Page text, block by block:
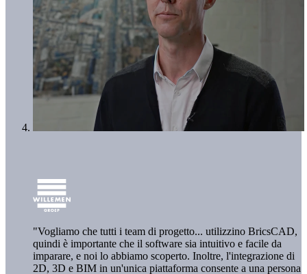
"Vogliamo che tutti i team di progetto... utilizzino BricsCAD,
quindi è importante che il software sia intuitivo e facile da
imparare, e noi lo abbiamo scoperto. Inoltre, l'integrazione di
2D, 3D e BIM in un'unica piattaforma consente a una persona